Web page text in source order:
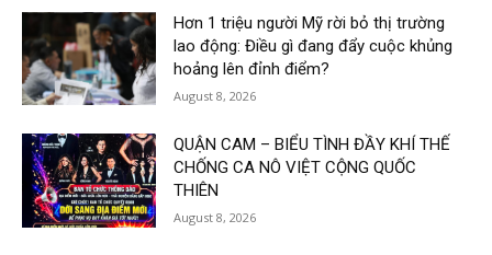
Hơn 1 triệu người Mỹ rời bỏ thị trường
lao động: Điều gì đang đẩy cuộc khủng
hoảng lên đỉnh điểm?
August 8, 2026
QUẬN CAM – BIỂU TÌNH ĐẦY KHÍ THẾ
CHỐNG CA NÔ VIỆT CỘNG QUỐC
THIÊN
August 8, 2026